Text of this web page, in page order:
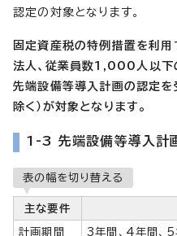
認定の対象となります。
固定資産税の特例措置を利用
法人、従業員数1,000人以下
先端設備等導入計画の認定を
除く）が対象となります。
1-3 先端設備等導入計
表の幅を切り替える
主な要件
計画期間 3年間、4年間、5